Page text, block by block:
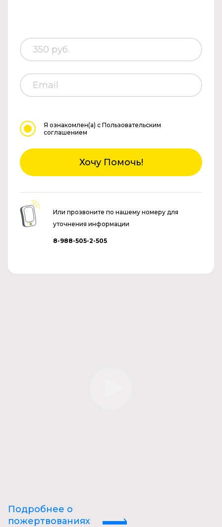
Я ознакомлен(а) с Пользовательским
соглашением
Хочу Помочь!
Или прозвоните по нашему номеру для
уточнения информации
8-988-505-2-505
Подробнее о
пожертвованиях